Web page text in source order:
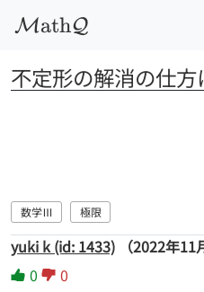
MathQ
不定形の解消の仕方
数学Ⅲ 極限
yuki k (id: 1433)
（2022年11
0
0